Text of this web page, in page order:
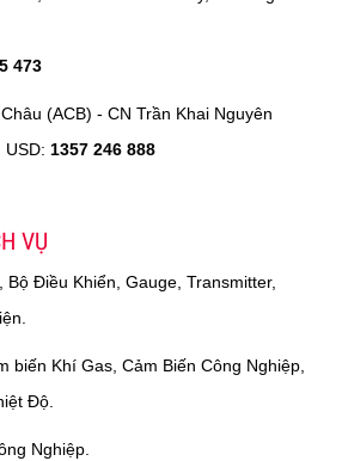
473
(ACB) - CN Trần Khai Nguyên
USD: 1357 246 888
VỤ
Bộ Điều Khiển, Gauge, Transmitter,
biến Khí Gas, Cảm Biến Công Nghiệp,
Độ.
Nghiệp.